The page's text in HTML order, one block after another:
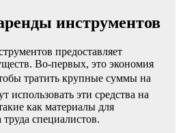
инструментов
предоставляет
Во-первых, это экономия
тратить крупные суммы на
использовать эти средства на
как материалы для
труда специалистов.